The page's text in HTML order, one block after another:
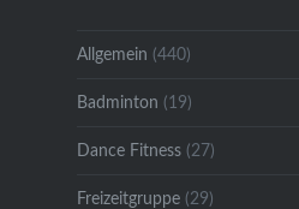
Allgemein (440)
Badminton (19)
Dance Fitness(27)
Freizeitgruppe(29)